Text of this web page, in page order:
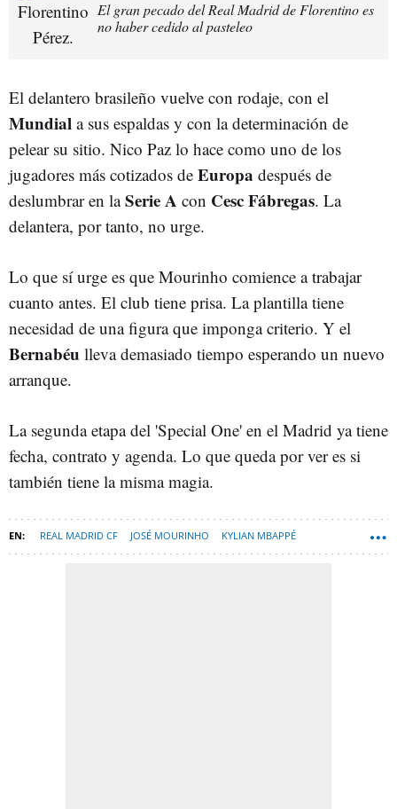
El gran pecado del Real Madrid de Florentino es
no haber cedido al pasteleo
El delantero brasileño vuelve con rodaje, con el
Mundial a sus espaldas y con la determinación de
pelear su sitio. Nico Paz lo hace como uno de los
jugadores más cotizados de Europa después de
deslumbrar en laSerie A con CescFábregas. La
delantera, por tanto, no urge.
Lo que sí urge es que Mourinho comience a trabajar
cuanto antes. El club tiene prisa. La plantilla tiene
necesidad de una figura que imponga criterio. Y el
Bernabéu lleva demasiado tiempo esperando un nuevo
arranque.
La segunda etapa del 'Special One' en el Madrid ya tiene
fecha, contrato y agenda. Lo que queda por ver es si
también tiene la misma magia.
REAL MADRID CF JOSÉ MOURINHO KYLIAN MBAPPÉ